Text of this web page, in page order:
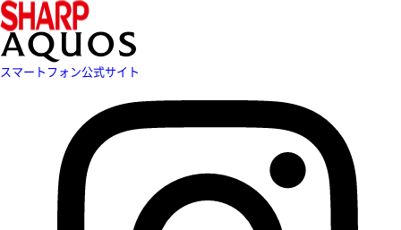
スマートフォン公式サイト